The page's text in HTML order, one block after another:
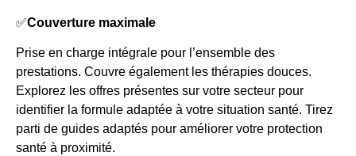
✅Couverture maximale
Prise en charge intégrale pour l’ensemble des
prestations. Couvre également les thérapies douces.
Explorez les offres présentes sur votre secteur pour
identifier la formule adaptée à votre situation santé. Tirez
parti de guides adaptés pour améliorer votre protection
santé à proximité.